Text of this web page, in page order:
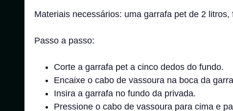
Materiais necessários: uma garrafa pet de 2
Passo a passo:
Corte a garrafa pet a cinco dedos do fundo.
Encaixe o cabo de vassoura na boca da
Insira a garrafa no fundo da privada.
Pressione o cabo de vassoura para cima e